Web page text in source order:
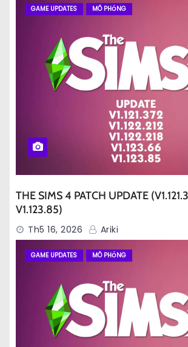
GAME UPDATES MÔ PHỎNG
THE SIMS 4 PATCH UPDATE
V1.123.85)
Th5 16, 2026 Ariki
GAME UPDATES MÔ PHỎNG